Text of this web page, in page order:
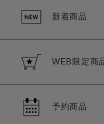
新着商品
WEB限定商
予約商品